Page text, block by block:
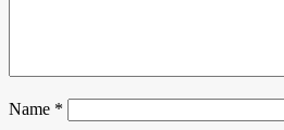
Name *